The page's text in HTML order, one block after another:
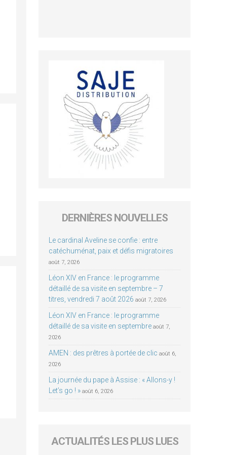
DERNIÈRES NOUVELLES
Le cardinal Aveline se confie : entre
catéchuménat, paix et défis migratoires
août 7, 2026
Léon XIV en France : le programme
détaillé de sa visite en septembre – 7
titres, vendredi 7 août 2026 août 7, 2026
Léon XIV en France : le programme
détaillé de sa visite en septembre août 7,
2026
AMEN : des prêtres à portée de clic août 6,
2026
La journée du pape à Assise : « Allons-y !
Let’s go ! » août 6, 2026
ACTUALITÉS LES PLUS LUES